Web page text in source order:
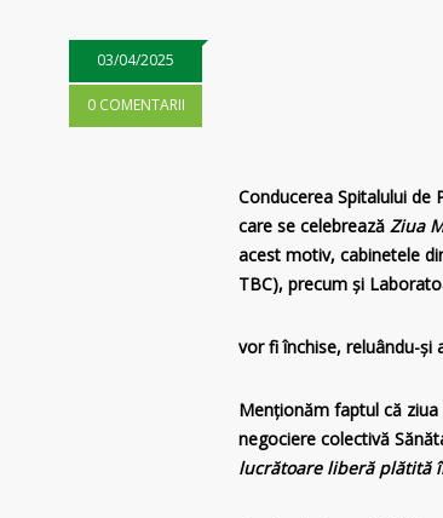
03/04/2025
0 COMENTARII
Conducerea Spitalului de
care se celebrează Ziua
acest motiv, cabinetele
TBC), precum și
vor fi închise, reluându-şi
Menționăm faptul că
negociere colectivă
lucrătoare liberă plătită